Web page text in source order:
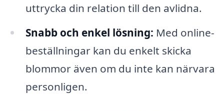
uttrycka din relation till den avlidna.
Snabb och enkel lösning: Med online-
beställningar kan du enkelt skicka
blommor även om du inte kan närvara
personligen.